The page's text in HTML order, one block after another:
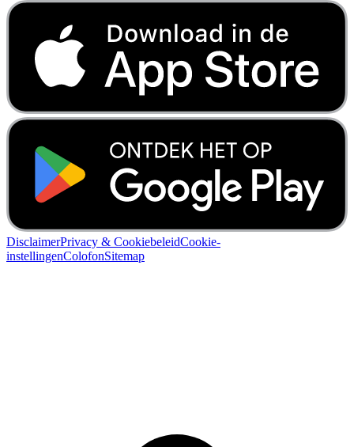
DisclaimerPrivacy & CookiebeleidCookie-
instellingenColofonSitemap